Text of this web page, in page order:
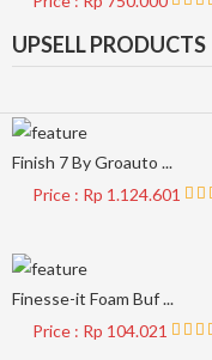
UPSELL PRODUCTS
Finish 7 By Groauto ...
Price : Rp 1.124.601
Finesse-it Foam Buf ...
Price : Rp 104.021